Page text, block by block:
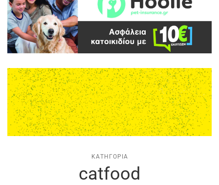
ΚΑΤΗΓΟΡΊΑ
catfood